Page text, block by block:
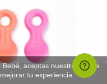
aceptas nuestro uso de
tu experiencia.